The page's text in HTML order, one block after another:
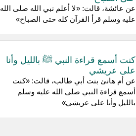
عن عائشة، قالت: «لا أعلم نبي الله صلى الله
عليه وسلم قرأ القرآن كله حتى الصباح»
كنت أسمع قراءة النبي ﷺ بالليل وأنا
على عريشي
عن أم هانئ بنت أبي طالب، قالت: «كنت
أسمع قراءة النبي صلى الله عليه وسلم
بالليل وأنا على عريشي»